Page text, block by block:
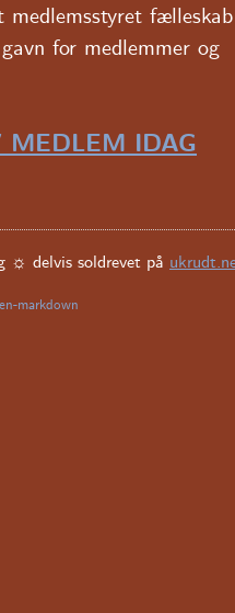
for medlemmer og
IDAG
☼ delvis soldrevet på
markdown